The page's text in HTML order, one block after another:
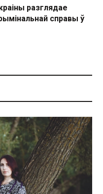
разглядае
справы ў